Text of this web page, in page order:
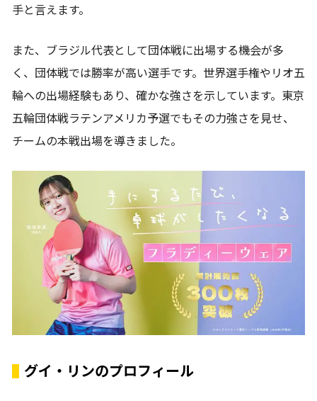
手と言えます。
また、ブラジル代表として団体戦に出場する機会が多
く、団体戦では勝率が高い選手です。世界選手権やリオ五
輪への出場経験もあり、確かな強さを示しています。東京
五輪団体戦ラテンアメリカ予選でもその力強さを見せ、
チームの本戦出場を導きました。
グイ・リンのプロフィール